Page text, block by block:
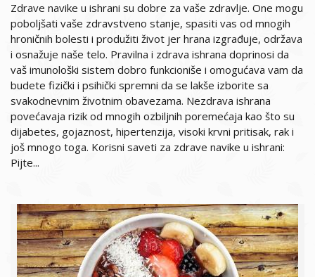
Zdrave navike u ishrani su dobre za vaše zdravlje. One mogu
poboljšati vaše zdravstveno stanje, spasiti vas od mnogih
hroničnih bolesti i produžiti život jer hrana izgrađuje, održava
i osnažuje naše telo. Pravilna i zdrava ishrana doprinosi da
vaš imunološki sistem dobro funkcioniše i omogućava vam da
budete fizički i psihički spremni da se lakše izborite sa
svakodnevnim životnim obavezama. Nezdrava ishrana
povećavaja rizik od mnogih ozbiljnih poremećaja kao što su
dijabetes, gojaznost, hipertenzija, visoki krvni pritisak, rak i
još mnogo toga. Korisni saveti za zdrave navike u ishrani:
Pijte...